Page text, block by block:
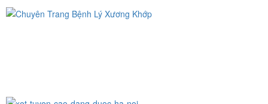
Skip
to